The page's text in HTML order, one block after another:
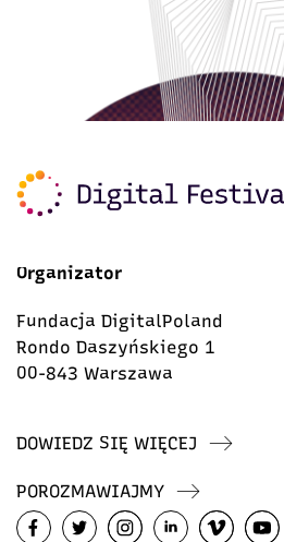
Organizator
Fundacja DigitalPoland
Rondo Daszyńskiego 1
00-843 Warszawa
DOWIEDZ SIĘ WIĘCEJ
POROZMAWIAJMY